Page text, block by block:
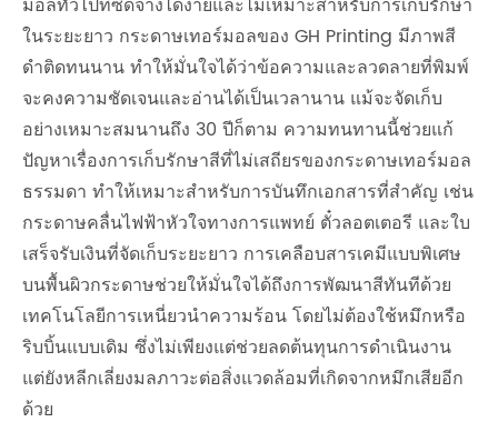
ในระยะยาว กระดาษเทอร์มอลของ GH Printing มีภาพสี
ดำติดทนนาน ทำให้มั่นใจได้ว่าข้อความและลวดลายที่พิมพ์
จะคงความชัดเจนและอ่านได้เป็นเวลานาน แม้จะจัดเก็บ
อย่างเหมาะสมนานถึง 30 ปีก็ตาม ความทนทานนี้ช่วยแก้
ปัญหาเรื่องการเก็บรักษาสีที่ไม่เสถียรของกระดาษเทอร์มอล
ธรรมดา ทำให้เหมาะสำหรับการบันทึกเอกสารที่สำคัญ เช่น
กระดาษคลื่นไฟฟ้าหัวใจทางการแพทย์ ตั๋วลอตเตอรี และใบ
เสร็จรับเงินที่จัดเก็บระยะยาว การเคลือบสารเคมีแบบพิเศษ
บนพื้นผิวกระดาษช่วยให้มั่นใจได้ถึงการพัฒนาสีทันทีด้วย
เทคโนโลยีการเหนี่ยวนำความร้อน โดยไม่ต้องใช้หมึกหรือ
ริบบิ้นแบบเดิม ซึ่งไม่เพียงแต่ช่วยลดต้นทุนการดำเนินงาน
แต่ยังหลีกเลี่ยงมลภาวะต่อสิ่งแวดล้อมที่เกิดจากหมึกเสียอีก
ด้วย